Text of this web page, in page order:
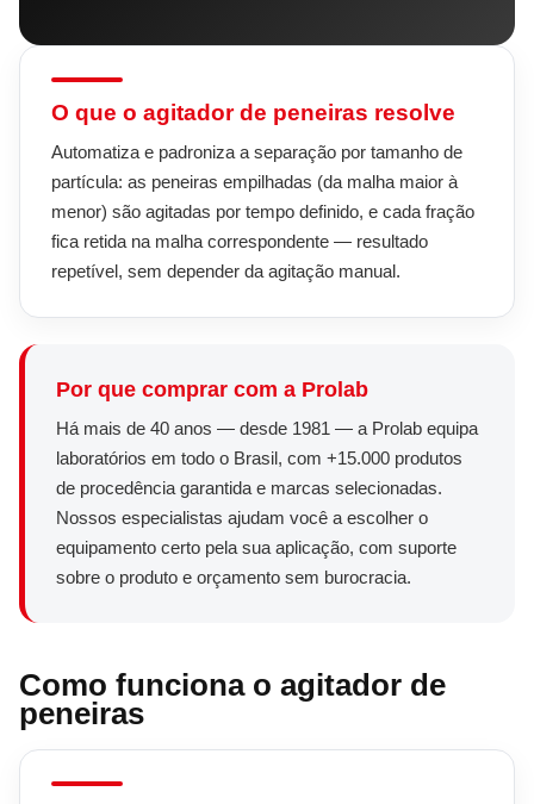
O que o agitador de peneiras resolve
Automatiza e padroniza a separação por tamanho de
partícula: as peneiras empilhadas (da malha maior à
menor) são agitadas por tempo definido, e cada fração
fica retida na malha correspondente — resultado
repetível, sem depender da agitação manual.
Por que comprar com a Prolab
Há mais de 40 anos — desde 1981 — a Prolab equipa
laboratórios em todo o Brasil, com +15.000 produtos
de procedência garantida e marcas selecionadas.
Nossos especialistas ajudam você a escolher o
equipamento certo pela sua aplicação, com suporte
sobre o produto e orçamento sem burocracia.
Como funciona o agitador de
peneiras